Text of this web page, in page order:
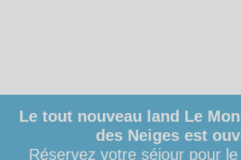
Le tout nouveau land Le
des Neiges est
Réservez votre séjour pour